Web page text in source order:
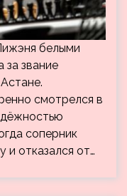
белыми
за звание
смотрелся в
соперник
и отказался от…